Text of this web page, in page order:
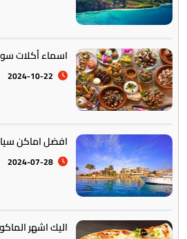
أستراليا || أوقيانوسيا
اسماء أكلات
2024-10-22
افضل اماكن
2024-07-28
اليك اشهر